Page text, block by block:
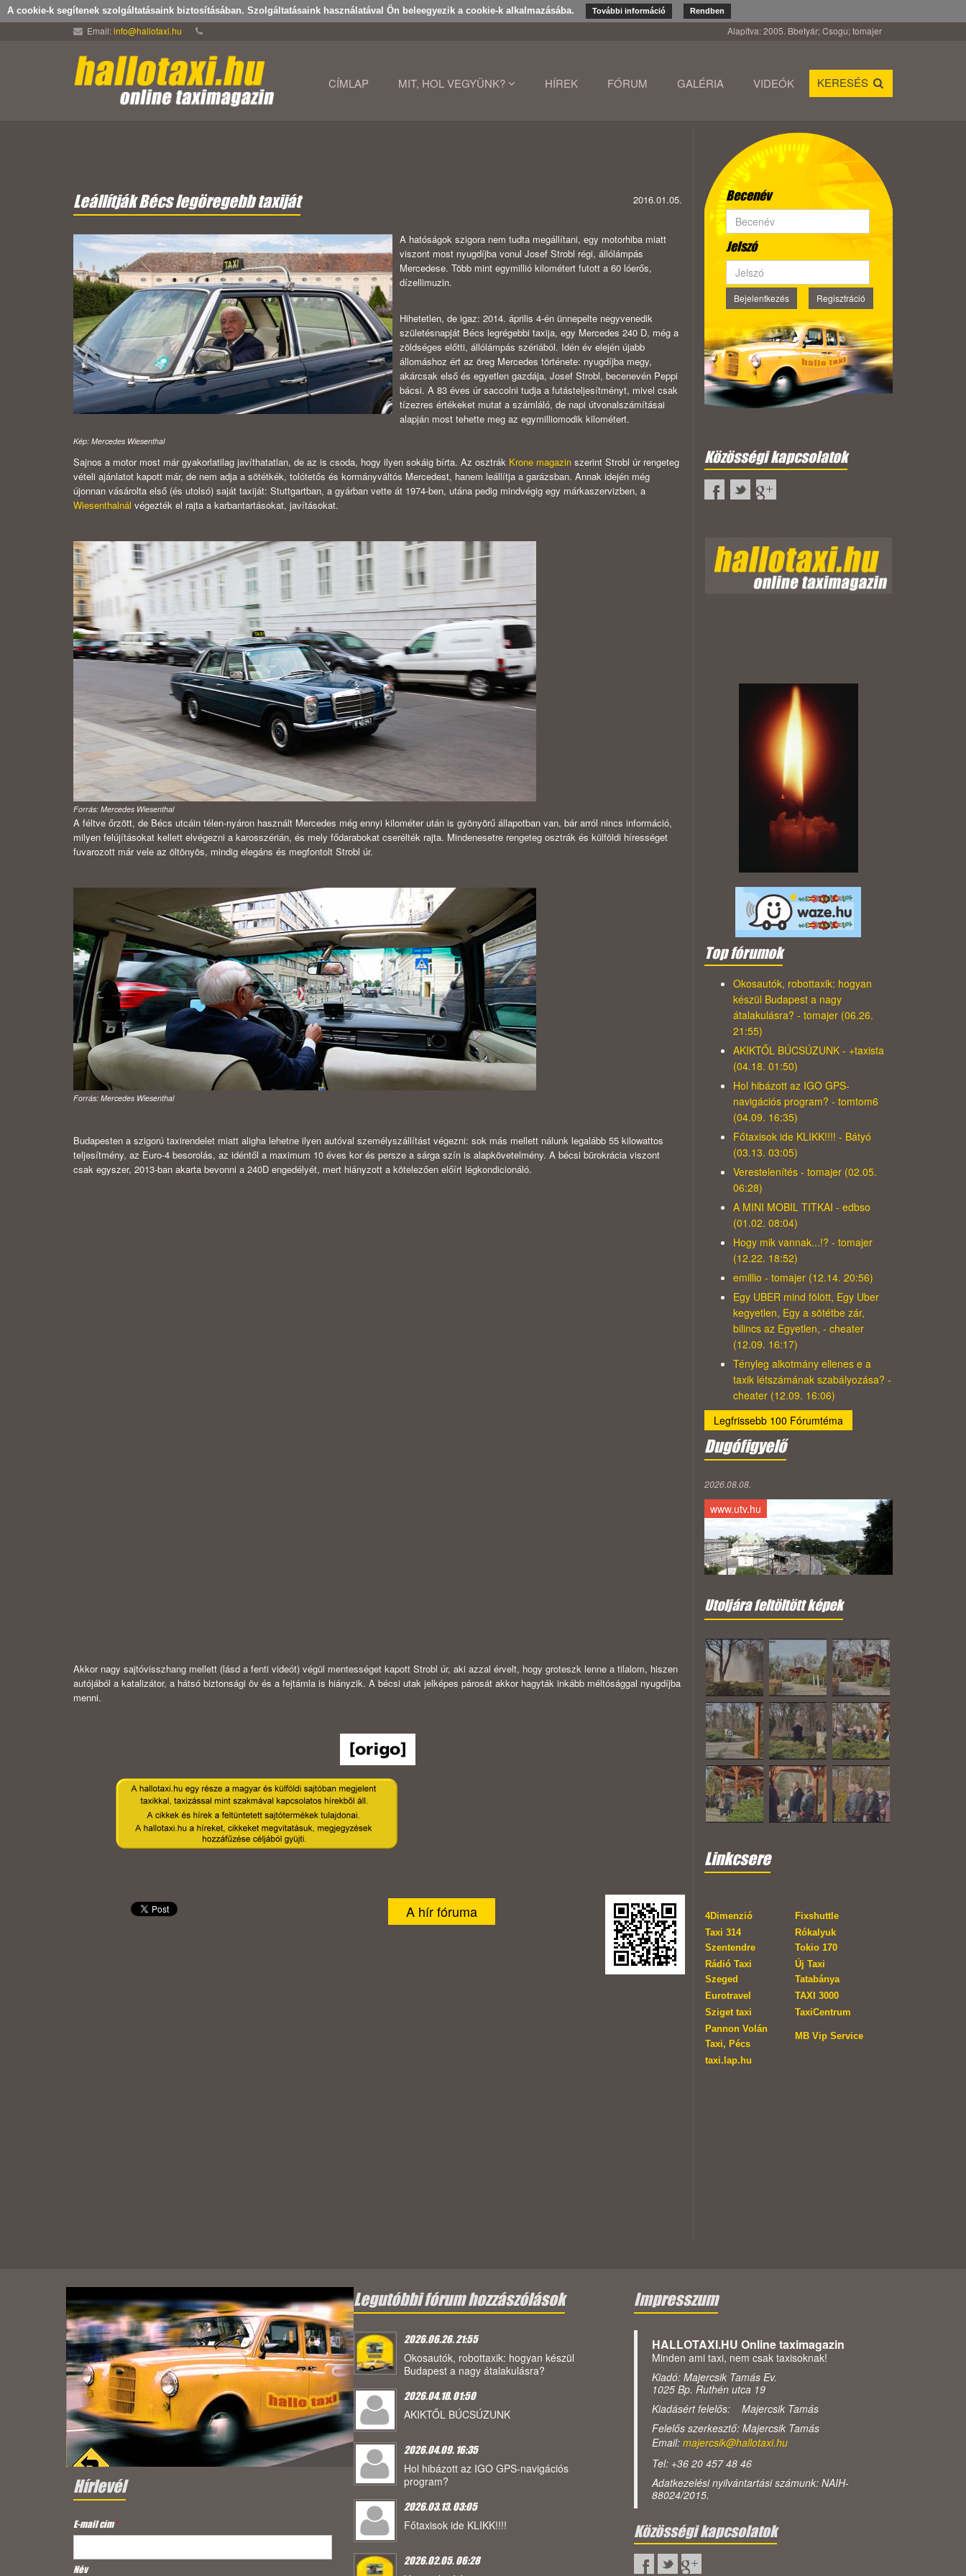
A cookie-k segítenek szolgáltatásaink biztosításában. Szolgáltatásaink használatával Ön beleegyezik a cookie-k alkalmazásába. További információ Rendben
Email:info@hallotaxi.hu Alapítva: 2005. Bbetyár; Csogu; tomajer
CÍMLAP MIT, HOL VEGYÜNK? HÍREK FÓRUM GALÉRIA VIDEÓK KERESÉS
Leállítják Bécs legöregebb taxiját 2016.01.05.
A hatóságok szigora nem tudta megállítani, egy motorhiba miatt
viszont most nyugdíjba vonul Josef Strobl régi, állólámpás
Mercedese. Több mint egymillió kilométert futott a 60 lóerős,
dízellimuzin.
Hihetetlen, de igaz: 2014. április 4-én ünnepelte negyvenedik
születésnapját Bécs legrégebbi taxija, egy Mercedes 240 D, még a
zöldséges előtti, állólámpás szériából. Idén év elején újabb
állomáshoz ért az öreg Mercedes története: nyugdíjba megy,
akárcsak első és egyetlen gazdája, Josef Strobl, becenevén Peppi
bácsi. A 83 éves úr saccolni tudja a futásteljesítményt, mivel csak
tízezres értékeket mutat a számláló, de napi útvonalszámításai
alapján most tehette meg az egymilliomodik kilométert.
Kép: Mercedes Wiesenthal
Sajnos a motor most már gyakorlatilag javíthatatlan, de az is csoda, hogy ilyen sokáig bírta. Az osztrák Krone magazin szerint Strobl úr rengeteg
vételi ajánlatot kapott már, de nem adja a sötétkék, tolótetős és kormányváltós Mercedest, hanem leállítja a garázsban. Annak idején még
újonnan vásárolta első (és utolsó) saját taxiját: Stuttgartban, a gyárban vette át 1974-ben, utána pedig mindvégig egy márkaszervizben, a
Wiesenthalnál végezték el rajta a karbantartásokat, javításokat.
Forrás: Mercedes Wiesenthal
A féltve őrzött, de Bécs utcáin télen-nyáron használt Mercedes még ennyi kilométer után is gyönyörű állapotban van, bár arról nincs információ,
milyen felújításokat kellett elvégezni a karosszérián, és mely fődarabokat cserélték rajta. Mindenesetre rengeteg osztrák és külföldi hírességet
fuvarozott már vele az öltönyös, mindig elegáns és megfontolt Strobl úr.
Forrás: Mercedes Wiesenthal
Budapesten a szigorú taxirendelet miatt aligha lehetne ilyen autóval személyszállítást végezni: sok más mellett nálunk legalább 55 kilowattos
teljesítmény, az Euro-4 besorolás, az idéntől a maximum 10 éves kor és persze a sárga szín is alapkövetelmény. A bécsi bürokrácia viszont
csak egyszer, 2013-ban akarta bevonni a 240D engedélyét, mert hiányzott a kötelezően előírt légkondicionáló.
Akkor nagy sajtóvisszhang mellett (lásd a fenti videót) végül mentességet kapott Strobl úr, aki azzal érvelt, hogy groteszk lenne a tilalom, hiszen
autójából a katalizátor, a hátsó biztonsági öv és a fejtámla is hiányzik. A bécsi utak jelképes párosát akkor hagyták inkább méltósággal nyugdíjba
menni.
A hír fóruma
Becenév
Jelszó
Bejelentkezés Regisztráció
Közösségi kapcsolatok
Top fórumok
Okosautók, robottaxik: hogyan
készül Budapest a nagy
átalakulásra? - tomajer (06.26.
21:55)
AKIKTŐL BÚCSÚZUNK - +taxista
(04.18. 01:50)
Hol hibázott az IGO GPS-
navigációs program? - tomtom6
(04.09. 16:35)
Főtaxisok ide KLIKK!!!! - Bátyó
(03.13. 03:05)
Verestelenítés - tomajer (02.05.
06:28)
A MINI MOBIL TITKAI - edbso
(01.02. 08:04)
Hogy mik vannak...!? - tomajer
(12.22. 18:52)
emillio - tomajer (12.14. 20:56)
Egy UBER mind fölött, Egy Uber
kegyetlen, Egy a sötétbe zár,
bilincs az Egyetlen, - cheater
(12.09. 16:17)
Tényleg alkotmány ellenes e a
taxik létszámának szabályozása? -
cheater (12.09. 16:06)
Legfrissebb 100 Fórumtéma
Dugófigyelő
2026.08.08.
www.utv.hu
Utoljára feltöltött képek
Linkcsere
4Dimenzió
Fixshuttle
Taxi 314
Szentendre
Rókalyuk
Tokio 170
Rádió Taxi
Szeged
Új Taxi
Tatabánya
Eurotravel
TAXI 3000
Sziget taxi
TaxiCentrum
Pannon Volán
Taxi, Pécs
MB Vip Service
taxi.lap.hu
Hírlevél
E-mail cím*
Név
Legutóbbi fórum hozzászólások
2026.06.26. 21:55
Okosautók, robottaxik: hogyan készül
Budapest a nagy átalakulásra?
2026.04.18. 01:50
AKIKTŐL BÚCSÚZUNK
2026.04.09. 16:35
Hol hibázott az IGO GPS-navigációs
program?
2026.03.13. 03:05
Főtaxisok ide KLIKK!!!!
2026.02.05. 06:28
Impresszum
HALLOTAXI.HU Online taximagazin
Minden ami taxi, nem csak taxisoknak!
Kiadó: Majercsik Tamás Ev.
1025 Bp. Ruthén utca 19
Kiadásért felelős: Majercsik Tamás
Felelős szerkesztő: Majercsik Tamás
Email: majercsik@hallotaxi.hu
Tel: +36 20 457 48 46
Adatkezelési nyilvántartási számunk: NAIH-
88024/2015.
Közösségi kapcsolatok